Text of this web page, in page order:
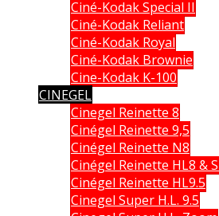
Ciné-Kodak Special II
Ciné-Kodak Reliant
Ciné-Kodak Royal
Ciné-Kodak Brownie
Cine-Kodak K-100
CINEGEL
Cinegel Reinette 8
Cinégel Reinette 9,5
Cinégel Reinette N8
Cinégel Reinette HL8 &
Cinégel Reinette HL9.5
Cinegel Super H.L. 9.5